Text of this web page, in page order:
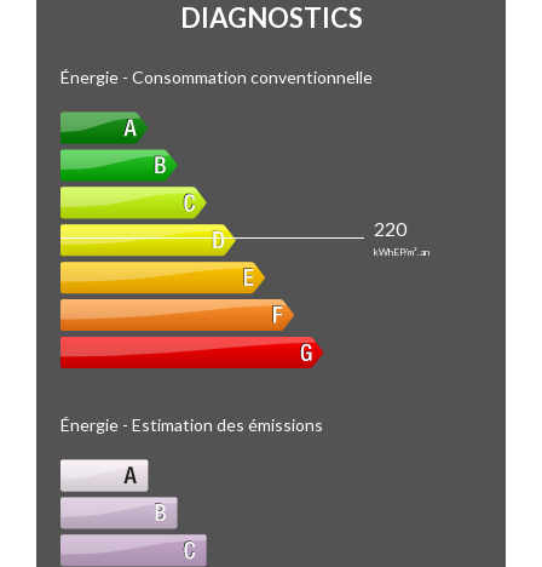
DIAGNOSTICS
Énergie - Consommation conventionnelle
220
kWhEP/m².an
Énergie - Estimation des émissions